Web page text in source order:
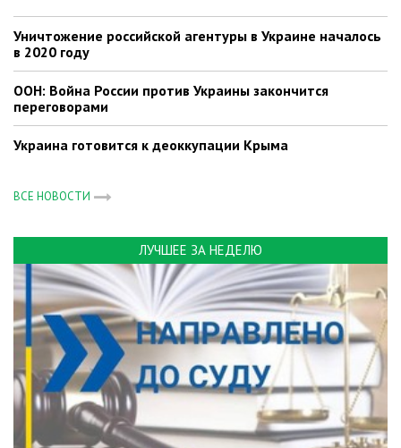
Уничтожение российской агентуры в Украине началось
в 2020 году
ООН: Война России против Украины закончится
переговорами
Украина готовится к деоккупации Крыма
ВСЕ НОВОСТИ
ЛУЧШЕЕ ЗА НЕДЕЛЮ